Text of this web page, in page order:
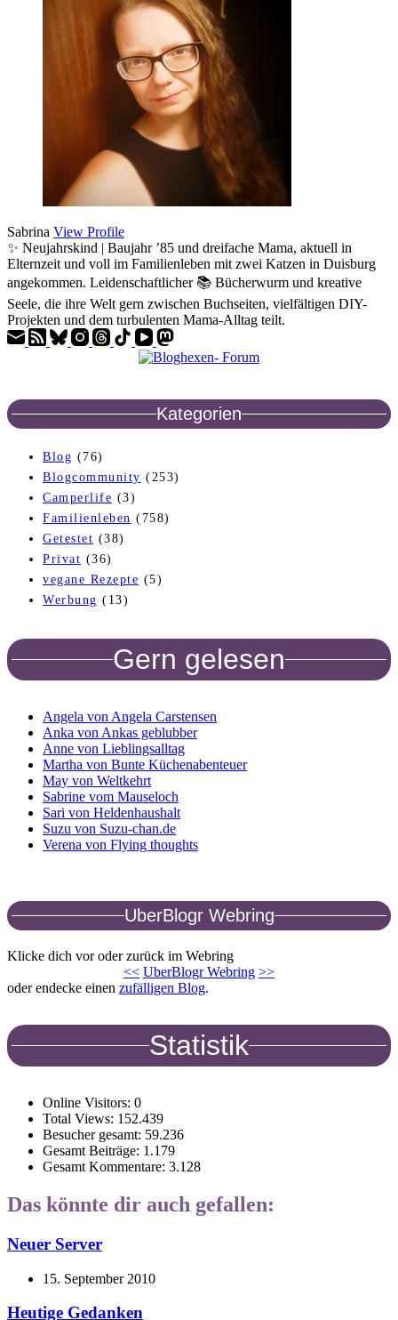
Sabrina View Profile
✨ Neujahrskind | Baujahr ’85 und dreifache Mama, aktuell in
Elternzeit und voll im Familienleben mit zwei Katzen in Duisburg
angekommen. Leidenschaftlicher 📚 Bücherwurm und kreative
Seele, die ihre Welt gern zwischen Buchseiten, vielfältigen DIY-
Projekten und dem turbulenten Mama-Alltag teilt.
Kategorien
Blog (76)
Blogcommunity (253)
Camperlife (3)
Familienleben (758)
Getestet (38)
Privat (36)
vegane Rezepte (5)
Werbung (13)
Gern gelesen
Angela von Angela Carstensen
Anka von Ankas geblubber
Anne von Lieblingsalltag
Martha von Bunte Küchenabenteuer
May von Weltkehrt
Sabrine vom Mauseloch
Sari von Heldenhaushalt
Suzu von Suzu-chan.de
Verena von Flying thoughts
UberBlogr Webring
Klicke dich vor oder zurück im Webring
<< UberBlogr Webring >>
oder endecke einen zufälligen Blog.
Statistik
Online Visitors: 0
Total Views: 152.439
Besucher gesamt: 59.236
Gesamt Beiträge: 1.179
Gesamt Kommentare: 3.128
Das könnte dir auch gefallen:
Neuer Server
15. September 2010
Heutige Gedanken